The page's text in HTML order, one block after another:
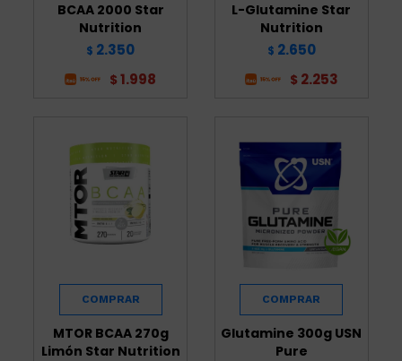
BCAA 2000 Star
Nutrition
$ 2.350
$ 1.998
L-Glutamine Star
Nutrition
$ 2.650
$ 2.253
MTOR BCAA 270g
Limón Star Nutrition
Glutamine 300g USN
Pure